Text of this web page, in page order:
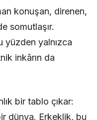
konuşan, direnen,
somutlaşır.
yüzden yalnızca
inkârın da
bir tablo çıkar:
dünya. Erkeklik, bu